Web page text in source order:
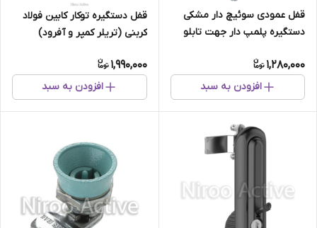
قفل عمودی سوئیچ دار مشکی
دستگیره پلمپ دار جهت تابلو
1,280,000
افزودن به سبد
قفل دستگیره توکار کابین فولاد
کربنی (تریلر کمپر و آفرود)
1,990,000
افزودن به سبد